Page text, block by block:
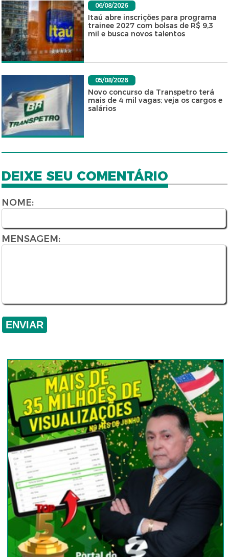
06/08/2026
Itaú abre inscrições para programa
trainee 2027 com bolsas de R$ 9,3
mil e busca novos talentos
05/08/2026
Novo concurso da Transpetro terá
mais de 4 mil vagas; veja os cargos e
salários
DEIXE SEU COMENTÁRIO
NOME:
MENSAGEM: